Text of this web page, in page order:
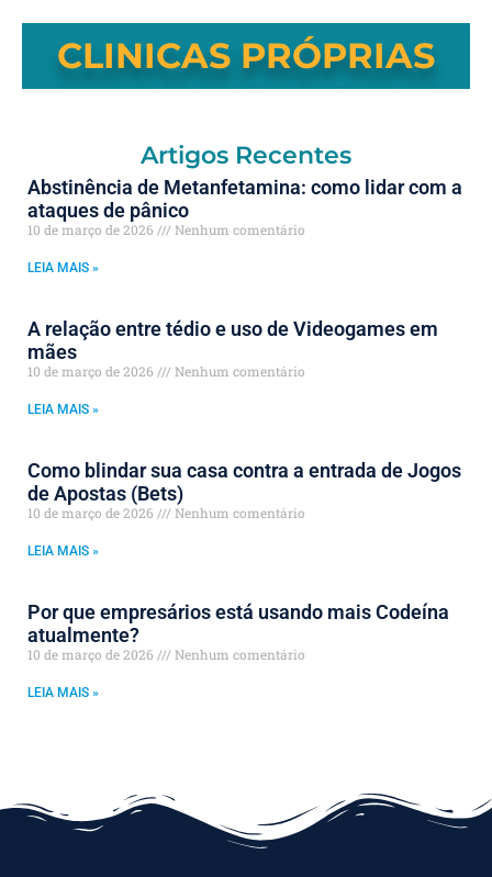
CLINICAS PRÓPRIAS
Artigos Recentes
Abstinência de Metanfetamina: como lidar com a
ataques de pânico
10 de março de 2026 Nenhum comentário
LEIA MAIS »
A relação entre tédio e uso de Videogames em
mães
10 de março de 2026 Nenhum comentário
LEIA MAIS »
Como blindar sua casa contra a entrada de Jogos
de Apostas (Bets)
10 de março de 2026 Nenhum comentário
LEIA MAIS »
Por que empresários está usando mais Codeína
atualmente?
10 de março de 2026 Nenhum comentário
LEIA MAIS »